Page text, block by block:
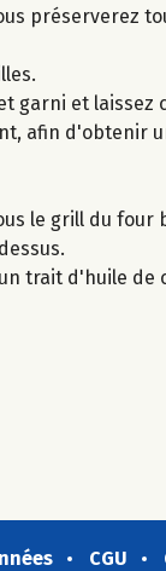
préserverez
garni et laissez
afin d'obtenir
le grill du four
trait d'huile de
CGU